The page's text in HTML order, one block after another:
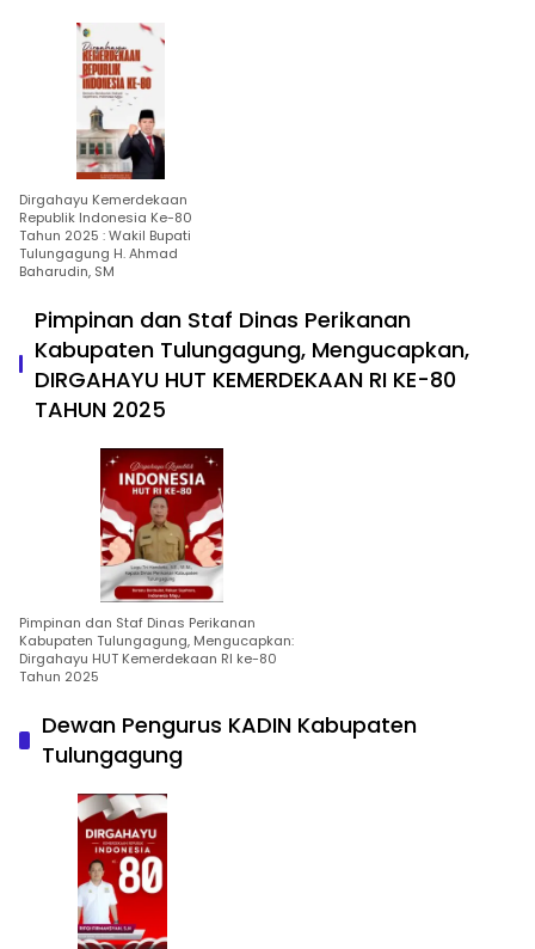
Dirgahayu Kemerdekaan
Republik Indonesia Ke-80
Tahun 2025 : Wakil Bupati
Tulungagung H. Ahmad
Baharudin, SM
Pimpinan dan Staf Dinas Perikanan
Kabupaten Tulungagung, Mengucapkan,
DIRGAHAYU HUT KEMERDEKAAN RI KE-80
TAHUN 2025
Pimpinan dan Staf Dinas Perikanan
Kabupaten Tulungagung, Mengucapkan:
Dirgahayu HUT Kemerdekaan RI ke-80
Tahun 2025
Dewan Pengurus KADIN Kabupaten
Tulungagung